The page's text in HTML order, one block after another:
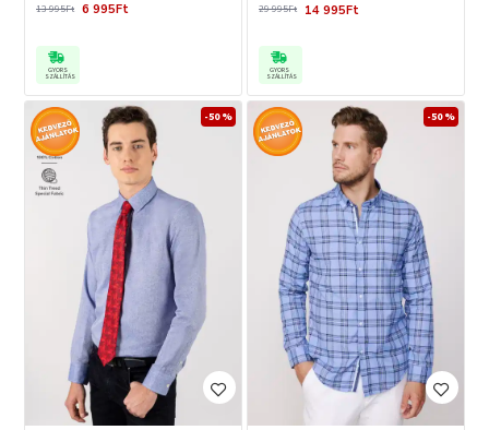
6 995Ft
13 995Ft
GYORS
SZÁLLÍTÁS
14 995Ft
29 995Ft
GYORS
SZÁLLÍTÁS
-50 % -50 %